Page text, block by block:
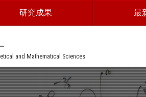
研究成果 最
and Mathematical Sciences